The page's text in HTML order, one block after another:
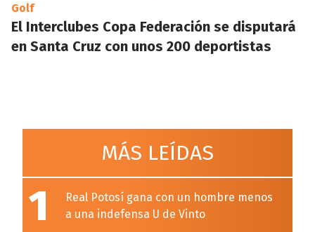
Golf
El Interclubes Copa Federación se disputará
en Santa Cruz con unos 200 deportistas
MÁS LEÍDAS
1
Real Potosí gana con un hombre menos
a una indefensa U de Vinto